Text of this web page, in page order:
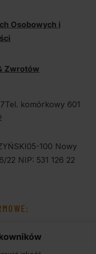
Osobowych i
Zwrotów
Tel. komórkowy 601
05-100 Nowy
22 NIP: 531 126 22